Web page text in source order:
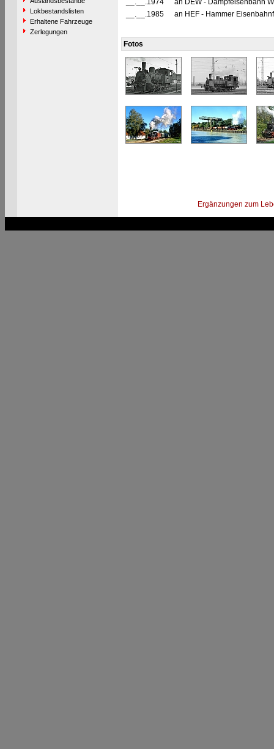
Lokbestandslisten
Erhaltene Fahrzeuge
Zerlegungen
__.__.1974
an DEW - Dampfeisenbahn
__.__.1985
an HEF - Hammer
Fotos
Ergänzungen zum